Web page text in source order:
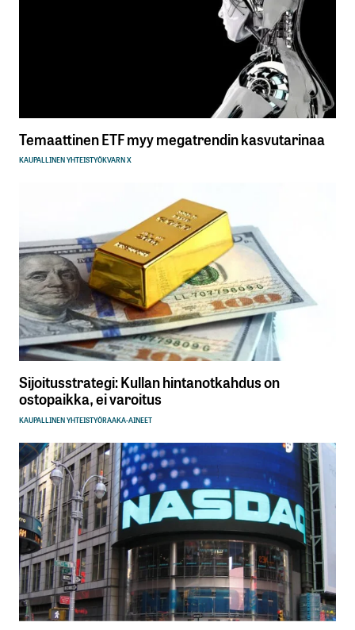
Temaattinen ETF myy megatrendin kasvutarinaa
KAUPALLINEN YHTEISTYÖKVARN X
Sijoitusstrategi: Kullan hintanotkahdus on
ostopaikka, ei varoitus
KAUPALLINEN YHTEISTYÖRAAKA-AINEET